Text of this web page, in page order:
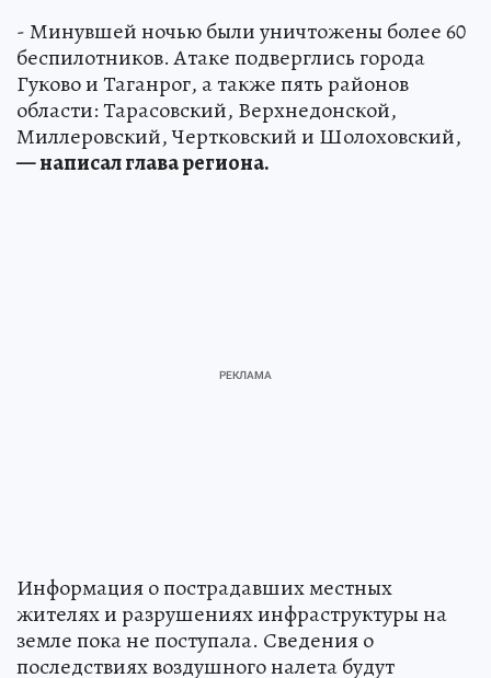
- Минувшей ночью были уничтожены более 60
беспилотников. Атаке подверглись города
Гуково и Таганрог, а также пять районов
области: Тарасовский, Верхнедонской,
Миллеровский, Чертковский и Шолоховский,
— написал глава региона.
Информация о пострадавших местных
жителях и разрушениях инфраструктуры на
земле пока не поступала. Сведения о
последствиях воздушного налета будут